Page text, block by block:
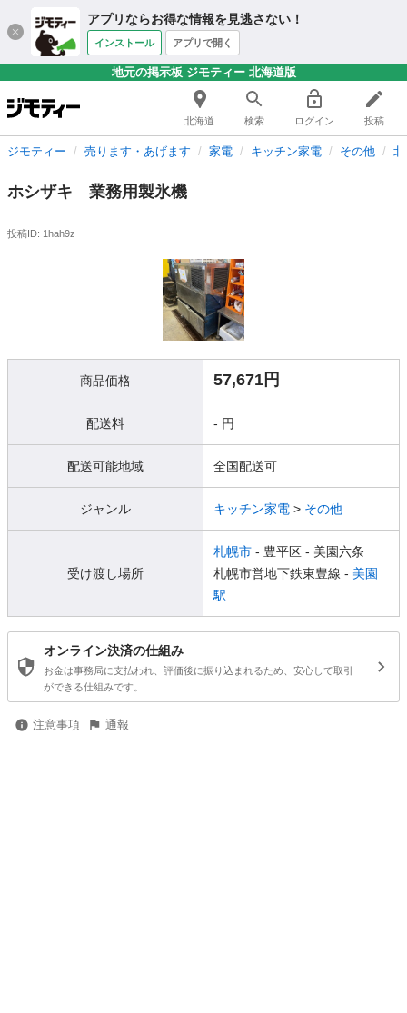
アプリならお得な情報を見逃さない！
インストール アプリで開く
地元の掲示板 ジモティー 北海道版
北海道 検索 ログイン 投稿
ジモティー 売ります・あげます 家電 キッチン家電 その他
ホシザキ 業務用製氷機
投稿ID: 1hah9z
商品価格 57,671円
配送料 - 円
配送可能地域 全国配送可
ジャンル キッチン家電 > その他
受け渡し場所
札幌市 - 豊平区 - 美園六条
札幌市営地下鉄東豊線 - 美園
駅
オンライン決済の仕組み
お金は事務局に支払われ、評価後に振り込まれるため、安心して取引
ができる仕組みです。
注意事項 通報